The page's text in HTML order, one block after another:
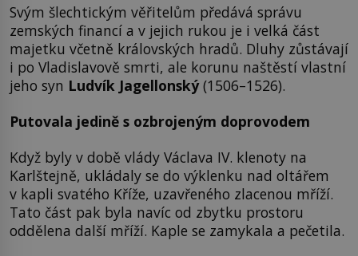
Svým šlechtickým věřitelům předává správu
zemských financí a v jejich rukou je i velká část
majetku včetně královských hradů. Dluhy zůstávají
i po Vladislavově smrti, ale korunu naštěstí vlastní
jeho syn Ludvík Jagellonský(1506–1526).
Putovala jedině s ozbrojeným doprovodem
Když byly v době vlády Václava IV. klenoty na
Karlštejně, ukládaly se do výklenku nad oltářem
v kapli svatého Kříže, uzavřeného zlacenou mříží.
Tato část pak byla navíc od zbytku prostoru
oddělena další mříží. Kaple se zamykala a pečetila.